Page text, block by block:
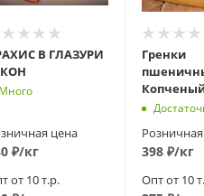
В ГЛАЗУРИ
Много
цена
₽/кг
от 10 т.р.
Гренки
398 ₽/кг
Опт от 10